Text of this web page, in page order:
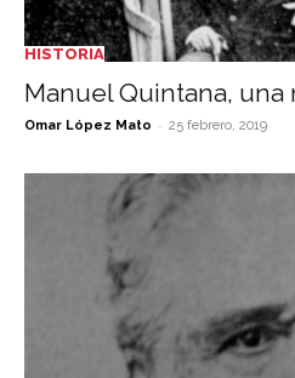
HISTORIA
Manuel Quintana,
Omar López Mato - 25 febrero, 2019